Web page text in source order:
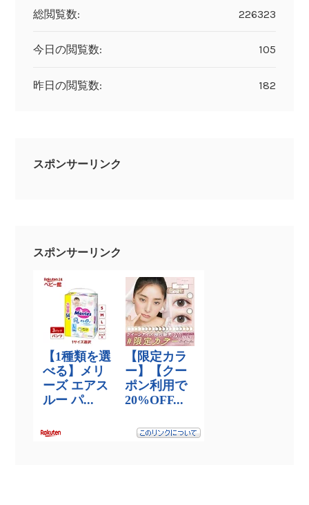
226323
総閲覧数:
105
今日の閲覧数:
182
昨日の閲覧数:
スポンサーリンク
スポンサーリンク